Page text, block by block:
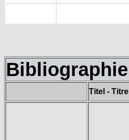
Bibliographie
Titel - Titre